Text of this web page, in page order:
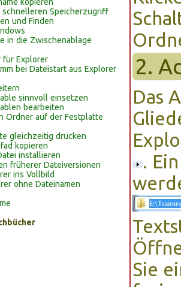
schnelleren Speicherzugriff
und Finden
in die Zwischenablage
für Explorer
bei Dateistart aus Explorer
sinnvoll einsetzen
bearbeiten
Ordner auf der Festplatte
gleichzeitig drucken
kopieren
installieren
früherer Dateiversionen
ins Vollbild
ohne Dateinamen
2.
Das
.
Sie